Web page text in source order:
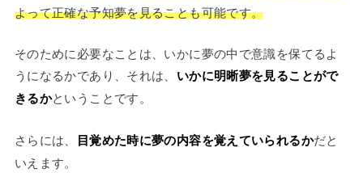
よって正確な予知夢を見ることも可能です。
そのために必要なことは、いかに夢の中で意識を保てるよ
うになるかであり、それは、 いかに明晰夢を見ることがで
きるかということです。
さらには、 目覚めた時に夢の内容を覚えていられるかだと
いえます。